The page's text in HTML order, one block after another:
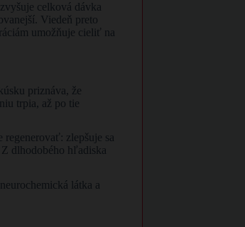
celková dávka
Viedeň preto
umožňuje cieliť na
priznáva, že
trpia, až po tie
zlepšuje sa
dlhodobého hľadiska
látka a